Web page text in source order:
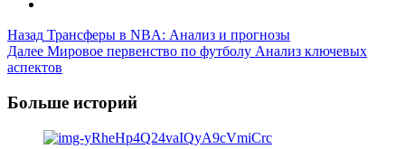
Post
Navigation
Назад Трансферы в NBA: Анализ и прогнозы
Далее Мировое первенство по футболу Анализ ключевых
аспектов
Больше историй